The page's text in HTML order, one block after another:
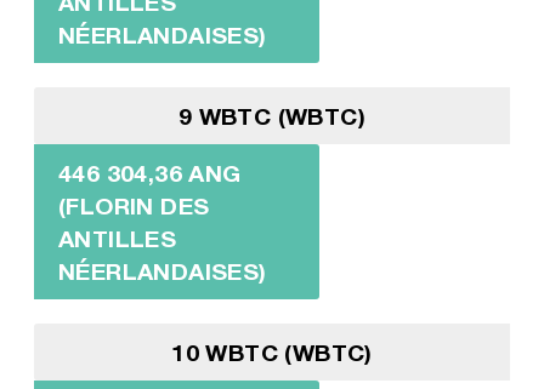
NÉERLANDAISES)
9 WBTC (WBTC)
446 304,36 ANG
(FLORIN DES
ANTILLES
NÉERLANDAISES)
10 WBTC (WBTC)